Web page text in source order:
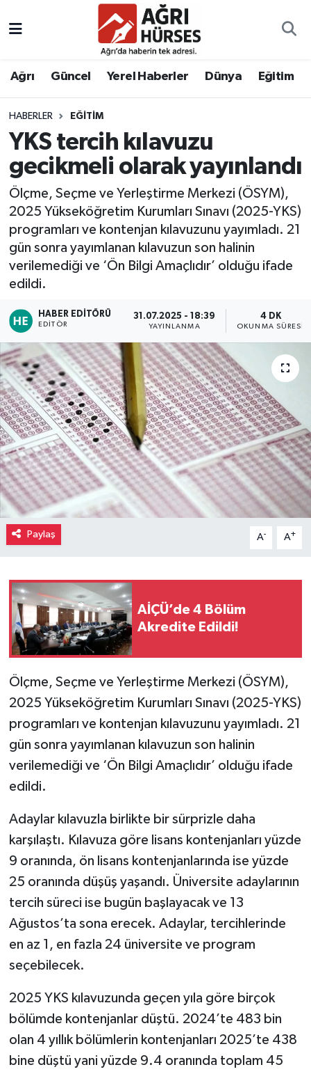
Ağrı Güncel Yerel Haberler Dünya Eğitim
HABERLER EĞITIM
YKS tercih kılavuzu
gecikmeli olarak yayınlandı
Ölçme, Seçme ve Yerleştirme Merkezi (ÖSYM),
2025 Yükseköğretim Kurumları Sınavı (2025-YKS)
programları ve kontenjan kılavuzunu yayımladı. 21
gün sonra yayımlanan kılavuzun son halinin
verilemediği ve ‘Ön Bilgi Amaçlıdır’ olduğu ifade
edildi.
HABER EDITÖRÜ
EDITÖR
31.07.2025 - 18:39
YAYINLANMA
4 DK
OKUNMA SÜRESI
Paylaş A- A+
AİÇÜ’de 4 Bölüm
Akredite Edildi!
Ölçme, Seçme ve Yerleştirme Merkezi (ÖSYM),
2025 Yükseköğretim Kurumları Sınavı (2025-YKS)
programları ve kontenjan kılavuzunu yayımladı. 21
gün sonra yayımlanan kılavuzun son halinin
verilemediği ve ‘Ön Bilgi Amaçlıdır’ olduğu ifade
edildi.
Adaylar kılavuzla birlikte bir sürprizle daha
karşılaştı. Kılavuza göre lisans kontenjanları yüzde
9 oranında, ön lisans kontenjanlarında ise yüzde
25 oranında düşüş yaşandı. Üniversite adaylarının
tercih süreci ise bugün başlayacak ve 13
Ağustos’ta sona erecek. Adaylar, tercihlerinde
en az 1, en fazla 24 üniversite ve program
seçebilecek.
2025 YKS kılavuzunda geçen yıla göre birçok
bölümde kontenjanlar düştü. 2024’te 483 bin
olan 4 yıllık bölümlerin kontenjanları 2025’te 438
bine düştü yani yüzde 9.4 oranında toplam 45
Hava Durumu
Tüm Manşetler
Son Dakika Haberleri
Haber Arşivi